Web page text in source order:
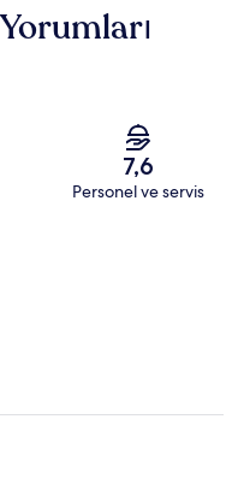
7,6
Personel ve servis